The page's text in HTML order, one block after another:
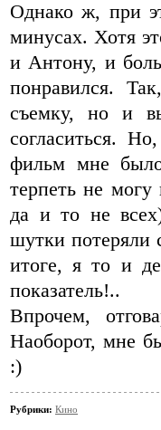
Однако ж, при
минусах. Хотя
и Антону, и
понравился.
съемку, но и
согласиться.
фильм мне
терпеть не
да и то не
шутки потеряли
итоге, я то и
показатель!..
Впрочем,
Наоборот, мне
:)
Рубрики: Кино